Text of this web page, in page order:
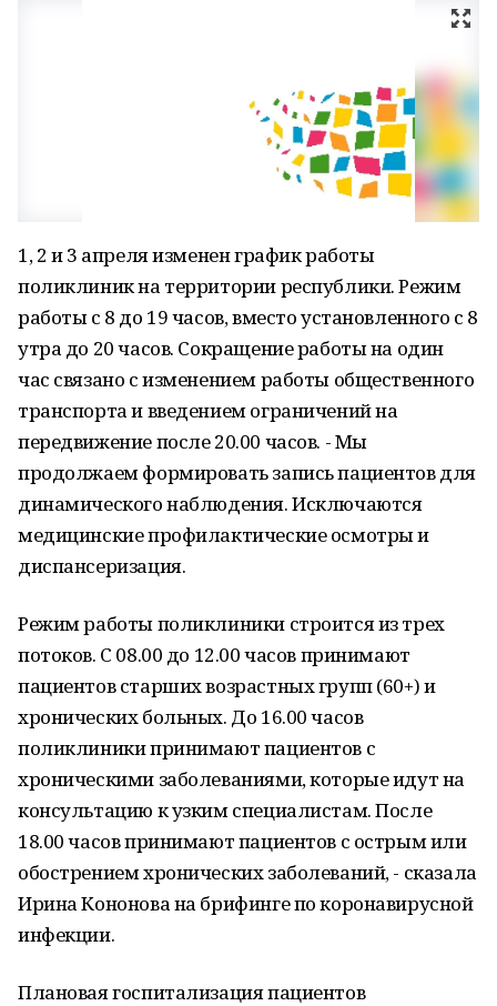
1, 2 и 3 апреля изменен график работы
поликлиник на территории республики. Режим
работы с 8 до 19 часов, вместо установленного с 8
утра до 20 часов. Сокращение работы на один
час связано с изменением работы общественного
транспорта и введением ограничений на
передвижение после 20.00 часов. - Мы
продолжаем формировать запись пациентов для
динамического наблюдения. Исключаются
медицинские профилактические осмотры и
диспансеризация.
Режим работы поликлиники строится из трех
потоков. С 08.00 до 12.00 часов принимают
пациентов старших возрастных групп (60+) и
хронических больных. До 16.00 часов
поликлиники принимают пациентов с
хроническими заболеваниями, которые идут на
консультацию к узким специалистам. После
18.00 часов принимают пациентов с острым или
обострением хронических заболеваний, - сказала
Ирина Кононова на брифинге по коронавирусной
инфекции.
Плановая госпитализация пациентов